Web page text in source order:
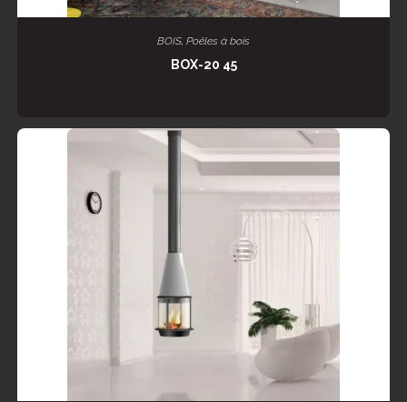
LIRE LA SUITE
BOIS Poêles à bois
BOX-20 45